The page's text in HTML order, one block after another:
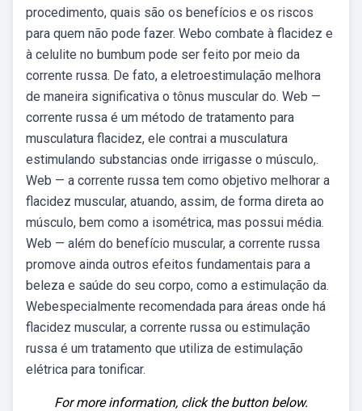
procedimento, quais são os benefícios e os riscos
para quem não pode fazer. Webo combate à flacidez e
à celulite no bumbum pode ser feito por meio da
corrente russa. De fato, a eletroestimulação melhora
de maneira significativa o tônus muscular do. Web —
corrente russa é um método de tratamento para
musculatura flacidez, ele contrai a musculatura
estimulando substancias onde irrigasse o músculo,.
Web — a corrente russa tem como objetivo melhorar a
flacidez muscular, atuando, assim, de forma direta ao
músculo, bem como a isométrica, mas possui média.
Web — além do benefício muscular, a corrente russa
promove ainda outros efeitos fundamentais para a
beleza e saúde do seu corpo, como a estimulação da.
Webespecialmente recomendada para áreas onde há
flacidez muscular, a corrente russa ou estimulação
russa é um tratamento que utiliza de estimulação
elétrica para tonificar.
For more information, click the button below.